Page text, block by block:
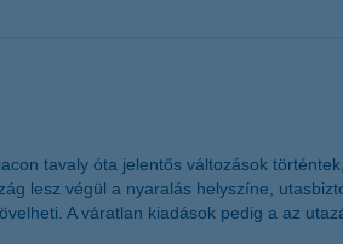
tavaly óta jelentős változások
lesz végül a nyaralás helyszíne,
A váratlan kiadások pedig a az